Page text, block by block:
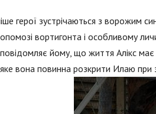
герої зустрічаються з ворожим
вортигонта і особливому
йому, що життя Алікс має
вона повинна розкрити Илаю при